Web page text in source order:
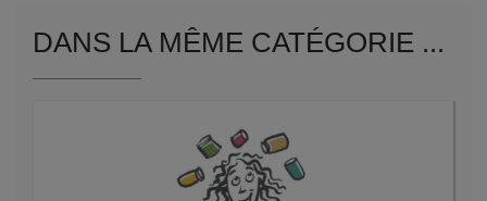
DANS LA MÊME CATÉGORIE ...